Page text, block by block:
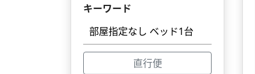
キーワード
直行便